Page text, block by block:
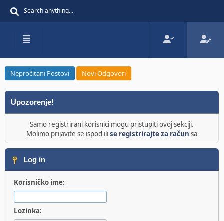
Nepročitani Postovi Novi Odgovori
Upozorenje!
Samo registrirani korisnici mogu pristupiti ovoj sekciji.
Molimo prijavite se ispod ilise registrirajte za račun sa
Log in
Korisničko ime:
Lozinka: